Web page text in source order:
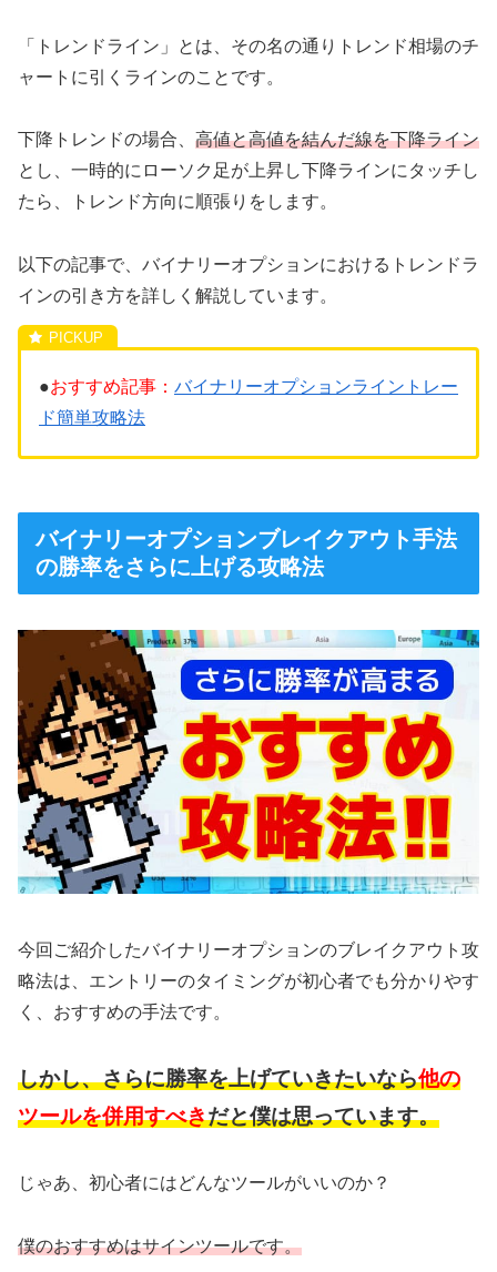
「トレンドライン」とは、その名の通りトレンド相場のチ
ャートに引くラインのことです。
下降トレンドの場合、 高値と高値を結んだ線を下降ライン
とし、一時的にローソク足が上昇し下降ラインにタッチし
たら、トレンド方向に順張りをします。
以下の記事で、バイナリーオプションにおけるトレンドラ
インの引き方を詳しく解説しています。
●おすすめ記事： バイナリーオプションライントレー
ド簡単攻略法
バイナリーオプションブレイクアウト手法
の勝率をさらに上げる攻略法
今回ご紹介したバイナリーオプションのブレイクアウト攻
略法は、エントリーのタイミングが初心者でも分かりやす
く、おすすめの手法です。
しかし、さらに勝率を上げていきたいなら他の
ツールを併用すべきだと僕は思っています。
じゃあ、初心者にはどんなツールがいいのか？
僕のおすすめはサインツールです。